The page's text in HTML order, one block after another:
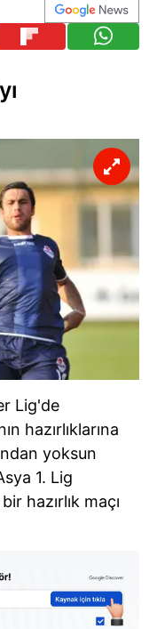
Lig'de
hazırlıklarına
yoksun
1. Lig
hazırlık maçı